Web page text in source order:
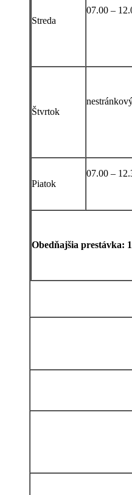
Streda
07.00 –
Štvrtok
Piatok
07.00 –
Obedňajšia prestávka: